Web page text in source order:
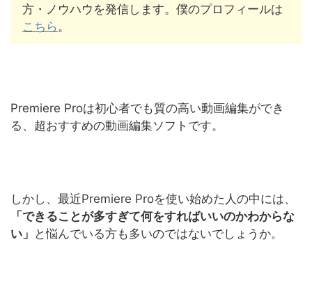
方・ノウハウを発信します。僕のプロフィールは
こちら。
Premiere Proは初心者でも質の高い動画編集ができ
る、超おすすめの動画編集ソフトです。
しかし、最近Premiere Proを使い始めた人の中には、
「できることが多すぎて何をすればいいのかわからな
い」 と悩んでいる方も多いのではないでしょうか。